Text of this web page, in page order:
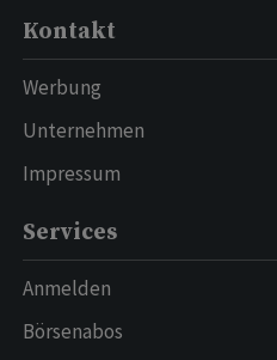
Kontakt
Werbung
Unternehmen
Impressum
Services
Anmelden
Börsenabos